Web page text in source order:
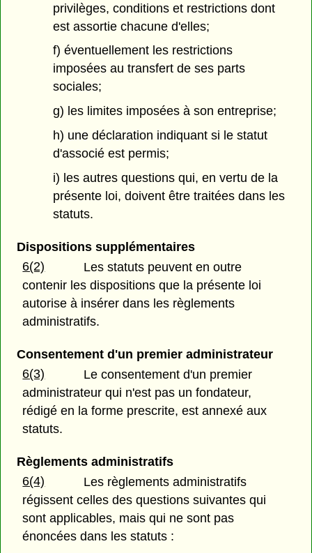
privilèges, conditions et restrictions dont
est assortie chacune d'elles;
f) éventuellement les restrictions
imposées au transfert de ses parts
sociales;
g) les limites imposées à son entreprise;
h) une déclaration indiquant si le statut
d'associé est permis;
i) les autres questions qui, en vertu de la
présente loi, doivent être traitées dans les
statuts.
Dispositions supplémentaires
6(2)
Les statuts peuvent en outre
contenir les dispositions que la présente loi
autorise à insérer dans les règlements
administratifs.
Consentement d'un premier administrateur
6(3)
Le consentement d'un premier
administrateur qui n'est pas un fondateur,
rédigé en la forme prescrite, est annexé aux
statuts.
Règlements administratifs
6(4)
Les règlements administratifs
régissent celles des questions suivantes qui
sont applicables, mais qui ne sont pas
énoncées dans les statuts :